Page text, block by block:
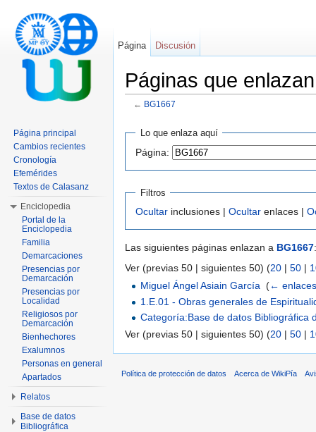
Páginas que
← BG1667
Lo que enlaza aquí
Página:
Filtros
Ocultar inclusiones | Ocultar enlaces |
Las siguientes páginas enlazan a BG1667:
Ver (previas 50 | siguientes 50) (20 | 50 |
Miguel Ángel Asiain García (←
1.E.01 - Obras generales de
Categoría:Base de datos Bibliográfica
Ver (previas 50 | siguientes 50) (20 | 50 |
Página Discusión
Página principal
Cambios recientes
Cronología
Efemérides
Textos de Calasanz
Enciclopedia
Portal de la
Enciclopedia
Familia
Demarcaciones
Presencias por
Demarcación
Presencias por
Localidad
Religiosos por
Demarcación
Bienhechores
Exalumnos
Personas en general
Apartados
Relatos
Base de datos
Bibliográfica
Política de protección de datos Acerca de WikiPía